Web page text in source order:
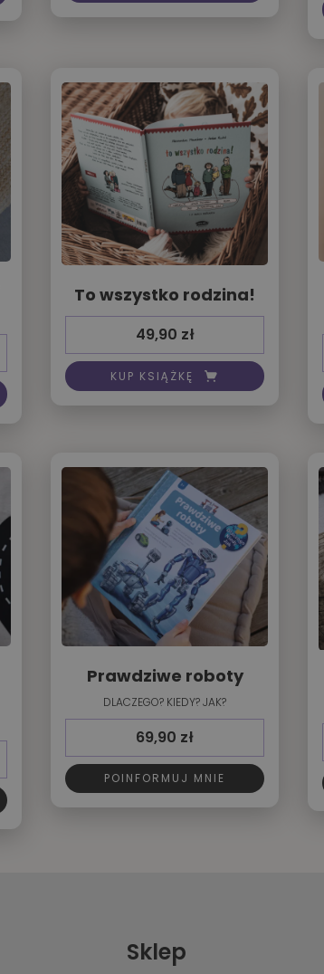
To wszystko rodzina!
49,90 zł
KUP KSIĄŻKĘ
Prawdziwe roboty
DLACZEGO? KIEDY? JAK?
69,90 zł
POINFORMUJ MNIE
Sklep